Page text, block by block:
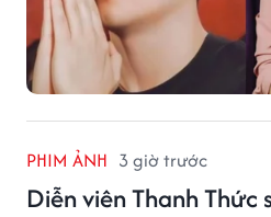
PHIM ẢNH 3 giờ trước
Diễn viên Thanh Thức